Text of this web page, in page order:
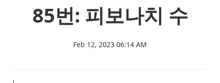
85번: 피보나치 수
Feb 12, 2023 06:14 AM